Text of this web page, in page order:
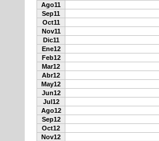
Ago11
Sep11
Oct11
Nov11
Dic11
Ene12
Feb12
Mar12
Abr12
May12
Jun12
Jul12
Ago12
Sep12
Oct12
Nov12